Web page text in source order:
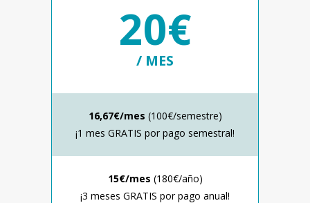
20€
/ MES
16,67€/mes (100€/semestre)
¡1 mes GRATIS por pago semestral!
15€/mes (180€/año)
¡3 meses GRATIS por pago anual!